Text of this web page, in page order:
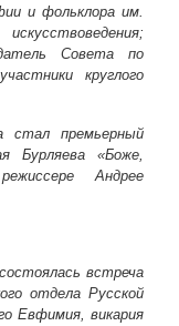
и фольклора им.
Совета по
круглого
стал премьерный
Бурляева «Боже,
Андрее
встреча
отдела Русской
Евфимия, викария